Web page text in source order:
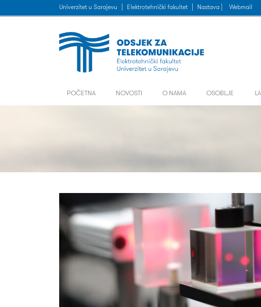
Univerzitet u Sarajevu Elektrotehnički fakultet Nastava | Webmail
POČETNA NOVOSTI O NAMA OSOBLJE